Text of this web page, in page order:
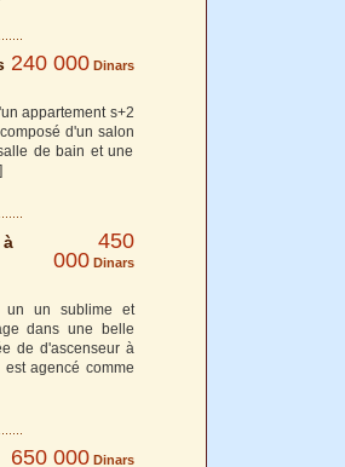
240 000 Dinars
appartement s+2
d'un salon
de bain et une
450
000 Dinars
un un sublime et
dans une belle
de d'ascenseur à
agencé comme
650 000 Dinars